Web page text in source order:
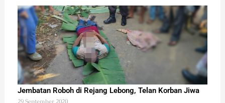
Jembatan Roboh di Rejang Lebong, Telan Korban Jiwa